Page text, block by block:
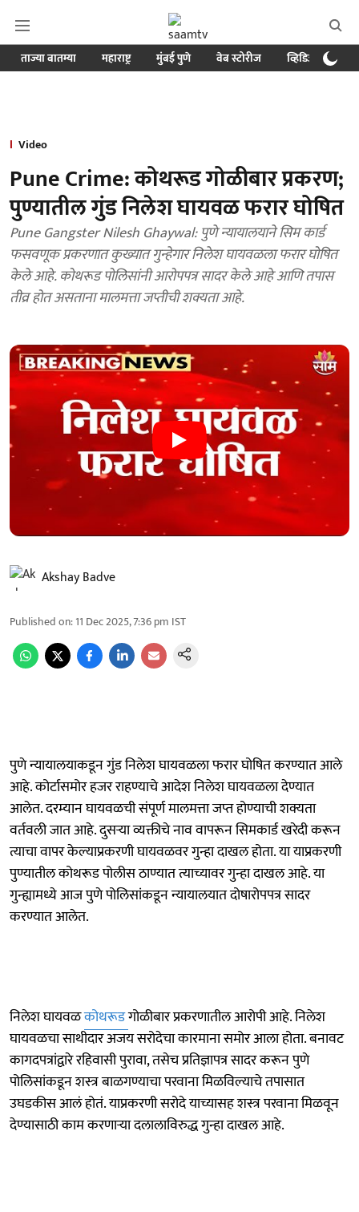
ताज्या बातम्या महाराष्ट्र मुंबई पुणे वेब स्टोरीज व्हिडिओ
Video
Pune Crime: कोथरूड गोळीबार प्रकरण;
पुण्यातील गुंड निलेश घायवळ फरार घोषित
Pune Gangster Nilesh Ghaywal: पुणे न्यायालयाने सिम कार्ड
फसवणूक प्रकरणात कुख्यात गुन्हेगार निलेश घायवळला फरार घोषित
केले आहे. कोथरूड पोलिसांनी आरोपपत्र सादर केले आहे आणि तपास
तीव्र होत असताना मालमत्ता जप्तीची शक्यता आहे.
Akshay Badve
Published on:11 Dec 2025, 7:36 pm IST
पुणे न्यायालयाकडून गुंड निलेश घायवळला फरार घोषित करण्यात आले
आहे. कोर्टासमोर हजर राहण्याचे आदेश निलेश घायवळला देण्यात
आलेत. दरम्यान घायवळची संपूर्ण मालमत्ता जप्त होण्याची शक्यता
वर्तवली जात आहे. दुसऱ्या व्यक्तीचे नाव वापरून सिमकार्ड खरेदी करून
त्याचा वापर केल्याप्रकरणी घायवळवर गुन्हा दाखल होता. या याप्रकरणी
पुण्यातील कोथरूड पोलीस ठाण्यात त्याच्यावर गुन्हा दाखल आहे. या
गुन्ह्यामध्ये आज पुणे पोलिसांकडून न्यायालयात दोषारोपपत्र सादर
करण्यात आलेत.
निलेश घायवळकोथरूडगोळीबार प्रकरणातील आरोपी आहे. निलेश
घायवळचा साथीदार अजय सरोदेचा कारमाना समोर आला होता. बनावट
कागदपत्रांद्वारे रहिवासी पुरावा, तसेच प्रतिज्ञापत्र सादर करून पुणे
पोलिसांकडून शस्त्र बाळगण्याचा परवाना मिळविल्याचे तपासात
उघडकीस आलं होतं. याप्रकरणी सरोदे याच्यासह शस्त्र परवाना मिळवून
देण्यासाठी काम करणाऱ्या दलालाविरुद्ध गुन्हा दाखल आहे.